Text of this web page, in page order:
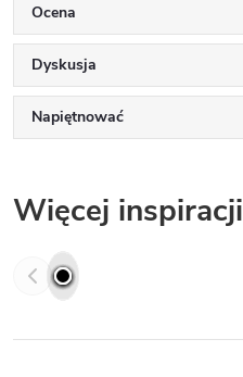
Ocena
Dyskusja
Napiętnować
Więcej inspiracji